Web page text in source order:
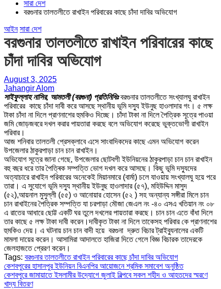
সারা দেশ
বরগুনার তালতলীতে রাখাইন পরিবারের কাছে চাঁদা দাবির অভিযোগ
আইন সারা দেশ
বরগুনার তালতলীতে রাখাইন পরিবারের কাছে
চাঁদা দাবির অভিযোগ
August 3, 2025
Jahangir Alom
সাইফুল্লাহ নাসির, আমতলী (বরগুনা) প্রতিনিধিঃ বরগুনার তালতলীতে সংখ্যালঘু রাখাইন
পরিবারের কাছে চাঁদা দাবী করে আসছে স্থানীয় ভূমি দস্যু ইউনুছ হাওলাদার গং। ৫ লক্ষ
টাকা চাঁদা না দিলে প্রাণনাশের হুমকিও দিচ্ছে। চাঁদা টাকা না দিলে পৈত্রিক সূত্রে পাওয়া
জমি জোড়জবরে দখল করার পায়তারা করছে বলে অভিযোগ করেছে ভুক্তভোগী রাখাইন
পরিবার।
আজ শনিবার তালতলী প্রেসক্লাবে এসে সাংবাদিকদের কাছে এমন অভিযোগ করেন
উপজেলার ঠাকুরপাড়া চান চান রাখাইন।
অভিযোগ সূত্রে জানা গেছে, উপজেলার ছোটবগী ইউনিয়নের ঠাকুরপাড়া চান চান রাখাইন
বহু বছর ধরে তার পৈত্ৰিক সম্পত্তি ভোগ দখল করে আসছে। কিছু ভূমি দস্যুদের
অত্যাচারে রাখাইন পরিবারের অনেকেই মিয়ানমারে (বার্মা) চলে যাওয়ায় সংখ্যালঘু হয়ে পরে
তারা। এ সুযোগে ভূমি দস্যু স্থানীয় ইউনুছ হাওলাদার (৫৭), মহিউদ্দিন মাসুদ
(৫২),আয়নাল মুসুল্লী (৫৫) ও আনোয়ার হোসেন (৫২ ) সহ অন্যান্য সঙ্গীরা মিলে চান
চান রাখাইনের পৈত্রিক সম্পত্তি যা চরপাড়া মৌজা জেএল নং -৪০ এসএ খতিয়ান নং ০৮
এ রাতের আধারে ছোট্ট একটি ঘর তুলে দখলের পায়তারা করছে। চান চান এতে বাঁধা দিলে
তার কাছে ৫ লক্ষ টাকা দাবী করেন।দাবীকৃত টাকা না দিলে তাকেসহ পরিবার কে প্রাণনাশের
হুমকিও দেয়। এ ঘটনায় চান চান বাদী হয়ে বরগুনা দ্রুত বিচার ট্রাইব্যুনালের একটি
মামলা দায়ের করেন। আসামিরা আদালতে হাজিরা দিতে গেলে বিজ্ঞ বিচারক তাদেরকে
জেলহাজতে প্রেরণ করেন।
Tags: বরগুনার তালতলীতে রাখাইন পরিবারের কাছে চাঁদা দাবির অভিযোগ
Post
navigation
কেশবপুরের হাসানপুর ইউনিয়ন বিএনপির আয়োজনে শ্রমিক সমাবেশ অনুষ্ঠিত
কেশবপুরে জামায়াতে ইসলামীর উদ্যোগে জুলাই বিল্পবে সকল শহীদ ও আহতদের স্মরণে
খাদ্য বিতরণ